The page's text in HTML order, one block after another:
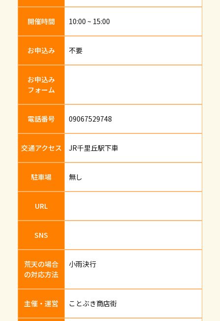
開催時間 10:00 ~ 15:00
お申込み 不要
お申込み
フォーム
電話番号 09067529748
交通アクセス JR千里丘駅下車
駐車場 無し
URL
SNS
荒天の場合
の対応方法
小雨決行
主催・運営 ことぶき商店街